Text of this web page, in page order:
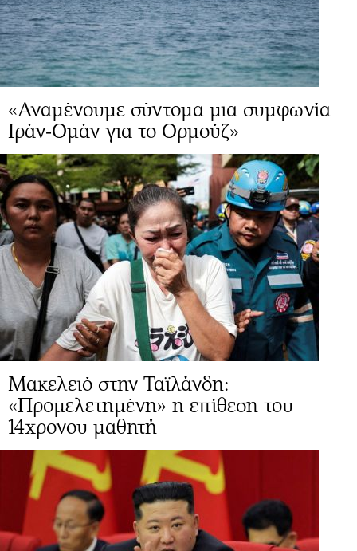
«Αναμένουμε σύντομα μια συμφωνία
Ιράν-Ομάν για το Ορμούζ»
Μακελειό στην Ταϊλάνδη:
«Προμελετημένη» η επίθεση του
14χρονου μαθητή